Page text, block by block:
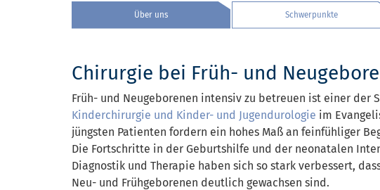
Über uns Schwerpunkte
Chirurgie bei Früh- und
Früh- und Neugeborenen intensiv zu betreuen ist einer der
Kinderchirurgie und Kinder- und Jugendurologie im
jüngsten Patienten fordern ein hohes Maß an feinfühliger
Die Fortschritte in der Geburtshilfe und der neonatalen
Diagnostik und Therapie haben sich so stark verbessert,
Neu- und Frühgeborenen deutlich gewachsen sind.